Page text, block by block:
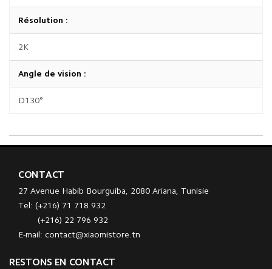
Résolution :
2K
Angle de vision :
D130°
CONTACT
27 Avenue Habib Bourguiba, 2080 Ariana, Tunisie
Tel: (+216) 71 718 932
(+216) 22 796 932
E-mail: contact@xiaomistore.tn
RESTONS EN CONTACT